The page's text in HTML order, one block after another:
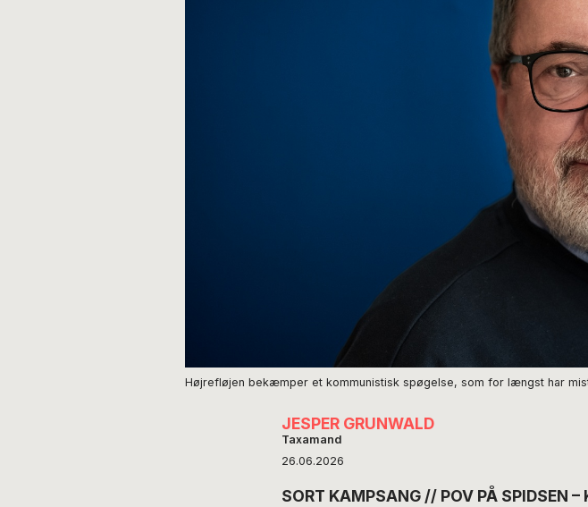
Højrefløjen bekæmper et kommunistisk spøgelse, som for længst har
JESPER GRUNWALD
Taxamand
26.06.2026
SORT KAMPSANG // POV PÅ